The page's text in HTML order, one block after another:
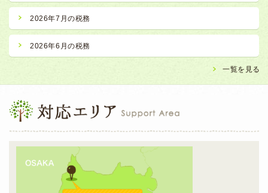
2026年7月の税務
2026年6月の税務
一覧を見る